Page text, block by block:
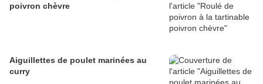
poivron chèvre
Aiguillettes de poulet marinées au
curry